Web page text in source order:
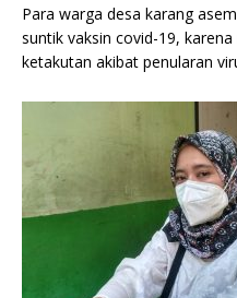
Para warga desa karang
suntik vaksin covid-19,
ketakutan akibat penularan